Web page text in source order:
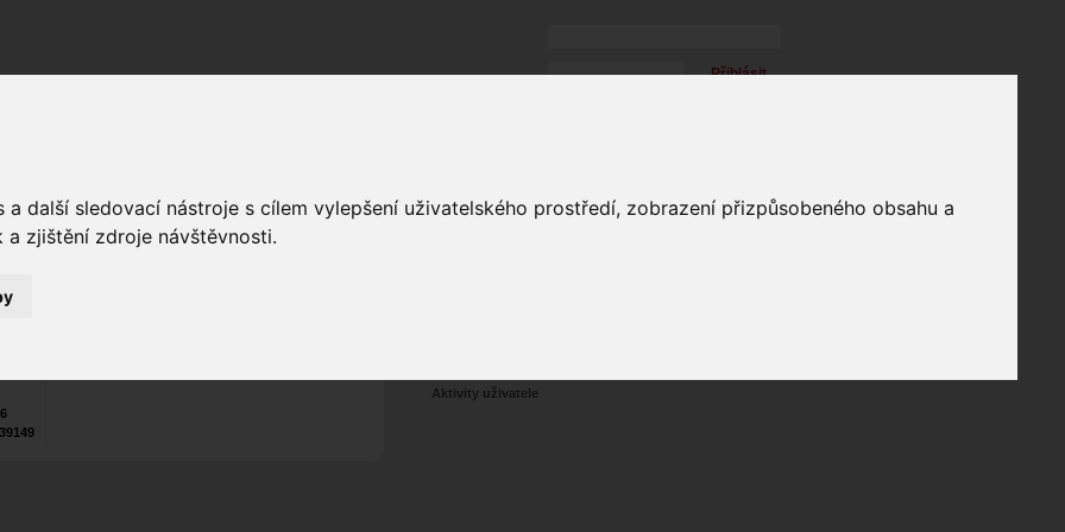
další sledovací nástroje s cílem vylepšení uživatelského prostředí, zobrazení přizpůsobeného obsahu a
zjištění zdroje návštěvnosti.
Přihlásit
Aktivity uživatele